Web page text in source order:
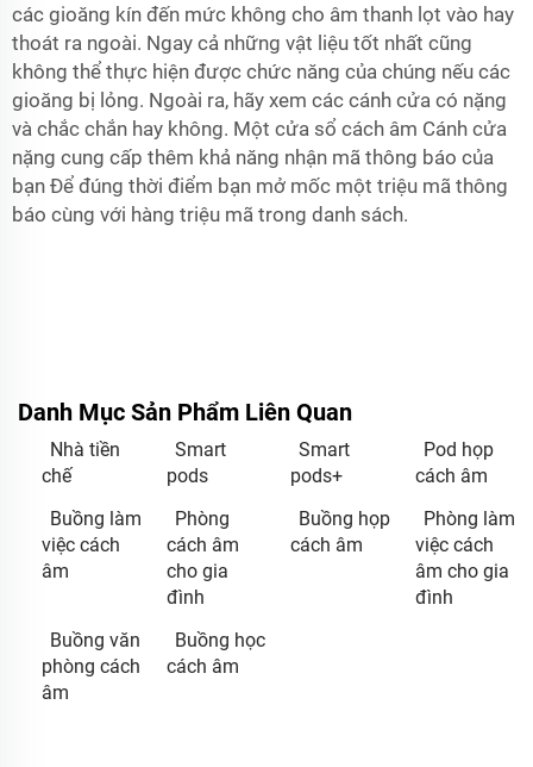
các gioăng kín đến mức không cho âm thanh lọt vào hay
thoát ra ngoài. Ngay cả những vật liệu tốt nhất cũng
không thể thực hiện được chức năng của chúng nếu các
gioăng bị lỏng. Ngoài ra, hãy xem các cánh cửa có nặng
và chắc chắn hay không. Một cửa sổ cách âm Cánh cửa
nặng cung cấp thêm khả năng nhận mã thông báo của
bạn Để đúng thời điểm bạn mở mốc một triệu mã thông
báo cùng với hàng triệu mã trong danh sách.
Danh Mục Sản Phẩm Liên Quan
Nhà tiền
chế
Smart
pods
Smart
pods+
Pod họp
cách âm
Buồng làm
việc cách
âm
Phòng
cách âm
cho gia
đình
Buồng họp
cách âm
Phòng làm
việc cách
âm cho gia
đình
Buồng văn
phòng cách
âm
Buồng học
cách âm